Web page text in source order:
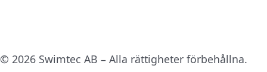
© 2026 Swimtec AB – Alla rättigheter förbehållna.